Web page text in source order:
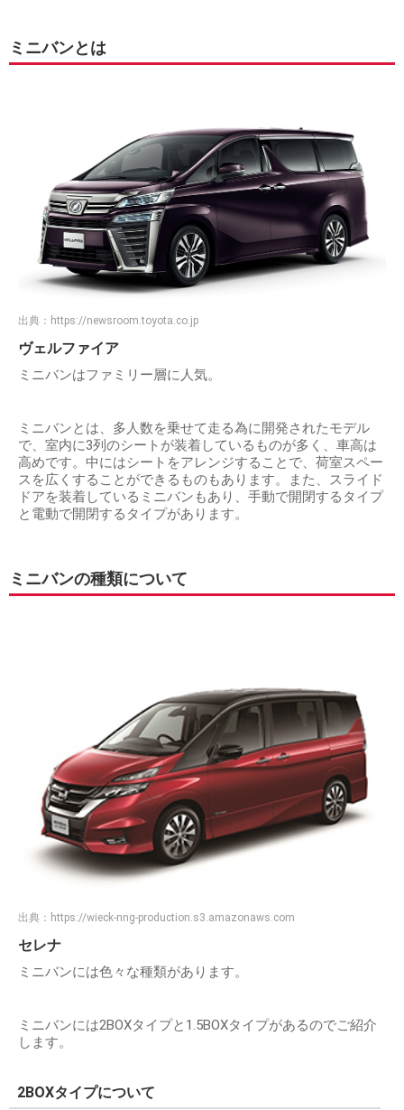
ミニバンとは
出典： https://newsroom.toyota.co.jp
ヴェルファイア
ミニバンはファミリー層に人気。
ミニバンとは、多人数を乗せて走る為に開発されたモデル
で、室内に3列のシートが装着しているものが多く、車高は
高めです。中にはシートをアレンジすることで、荷室スペー
スを広くすることができるものもあります。また、スライド
ドアを装着しているミニバンもあり、手動で開閉するタイプ
と電動で開閉するタイプがあります。
ミニバンの種類について
出典： https://wieck-nng-production.s3.amazonaws.com
セレナ
ミニバンには色々な種類があります。
ミニバンには2BOXタイプと1.5BOXタイプがあるのでご紹介
します。
2BOXタイプについて